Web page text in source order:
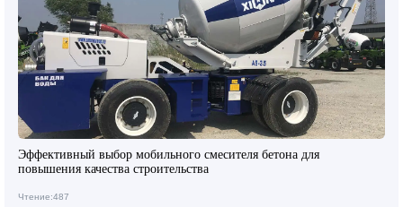
Эффективный выбор мобильного смесителя бетона для
повышения качества строительства
Чтение:487